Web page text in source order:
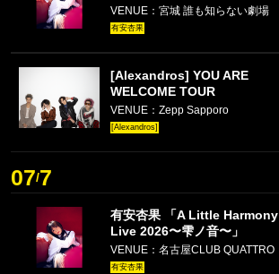
VENUE：宮城 誰も知らない劇場
有安杏果
[Alexandros] YOU ARE
WELCOME TOUR
VENUE：Zepp Sapporo
[Alexandros]
07/7
有安杏果 「A Little Harmony
Live 2026〜雫ノ音〜」
VENUE：名古屋CLUB QUATTRO
有安杏果